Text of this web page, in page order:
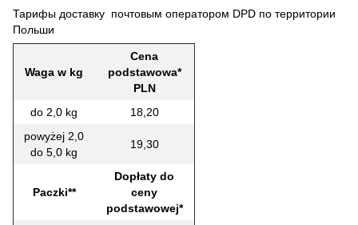
Тарифы доставку почтовым оператором DPD по территории
Польши
Waga w kg
Cena
podstawowa*
PLN
do 2,0 kg
18,20
powyżej 2,0
do 5,0 kg
19,30
Paczki**
Dopłaty do
ceny
podstawowej*